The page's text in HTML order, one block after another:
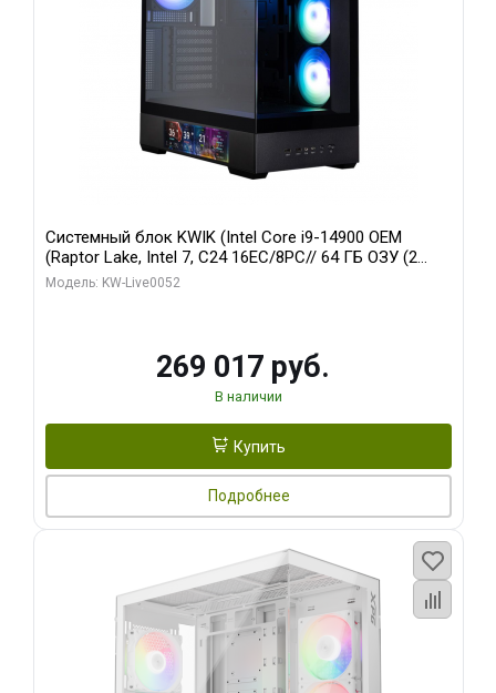
Системный блок KWIK (Intel Core i9-14900 OEM
(Raptor Lake, Intel 7, C24 16EC/8PC// 64 ГБ ОЗУ (2
модуля)/ Palit RTX5080 GAMINGPRO OC 16GB GDDR7
Модель: KW-Live0052
269 017 руб.
В наличии
Купить
Подробнее